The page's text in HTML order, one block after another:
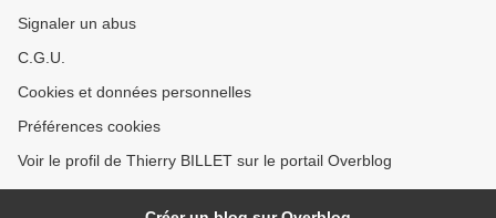
Signaler un abus
C.G.U.
Cookies et données personnelles
Préférences cookies
Voir le profil de Thierry BILLET sur le portail Overblog